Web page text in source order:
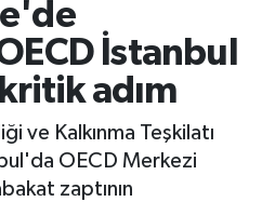
İstanbul
adım
ve Kalkınma Teşkilatı
OECD Merkezi
zaptının